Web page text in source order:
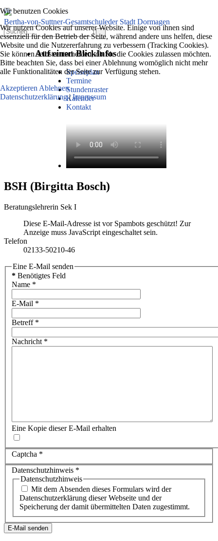
Bertha-von-Suttner-Gesamtschuleder Stadt Dormagen
Auf einen BlickInfos
Speiseplan
Termine
Stundenraster
Kalender
Kontakt
BSH (Birgitta Bosch)
Beratungslehrerin Sek I
Diese E-Mail-Adresse ist vor Spambots geschützt! Zur
Anzeige muss JavaScript eingeschaltet sein.
Telefon
02133-50210-46
Eine E-Mail senden
* Benötigtes Feld
Name *
E-Mail *
Betreff*
Nachricht *
Eine Kopie dieser E-Mail erhalten
Captcha *
Datenschutzhinweis *
Datenschutzhinweis
Mit dem Absenden dieses Formulars wird der
Datenschutzerklärung dieser Webseite und der
Speicherung der damit übermittelten Daten zugestimmt.
E-Mail senden
Wir benutzen Cookies
Wir nutzen Cookies auf unserer Website. Einige von ihnen sind
essenziell für den Betrieb der Seite, während andere uns helfen, diese
Website und die Nutzererfahrung zu verbessern (Tracking Cookies).
Sie können selbst entscheiden, ob Sie die Cookies zulassen möchten.
Bitte beachten Sie, dass bei einer Ablehnung womöglich nicht mehr
alle Funktionalitäten der Seite zur Verfügung stehen.
Akzeptieren Ablehnen
Datenschutzerklärung|Impressum